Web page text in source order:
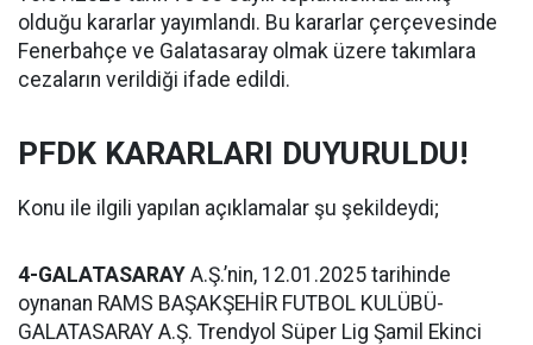
olduğu kararlar yayımlandı. Bu kararlar çerçevesinde
Fenerbahçe ve Galatasaray olmak üzere takımlara
cezaların verildiği ifade edildi.
PFDK KARARLARI DUYURULDU!
Konu ile ilgili yapılan açıklamalar şu şekildeydi;
4-GALATASARAY A.Ş.’nin, 12.01.2025 tarihinde
oynanan RAMS BAŞAKŞEHİR FUTBOL KULÜBÜ-
GALATASARAY A.Ş. Trendyol Süper Lig Şamil Ekinci